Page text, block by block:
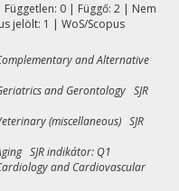
0 | Függő: 2 | Nem
jelölt: 1 | WoS/Scopus
and Alternative
and Gerontology SJR
(miscellaneous) SJR
SJR indikátor: Q1
and Cardiovascular